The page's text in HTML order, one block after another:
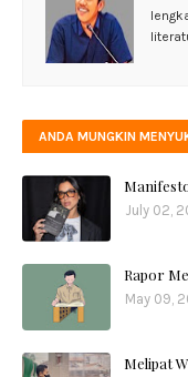
ANDA MUNGKIN
July 02,
Rapor
May 09,
Melipat